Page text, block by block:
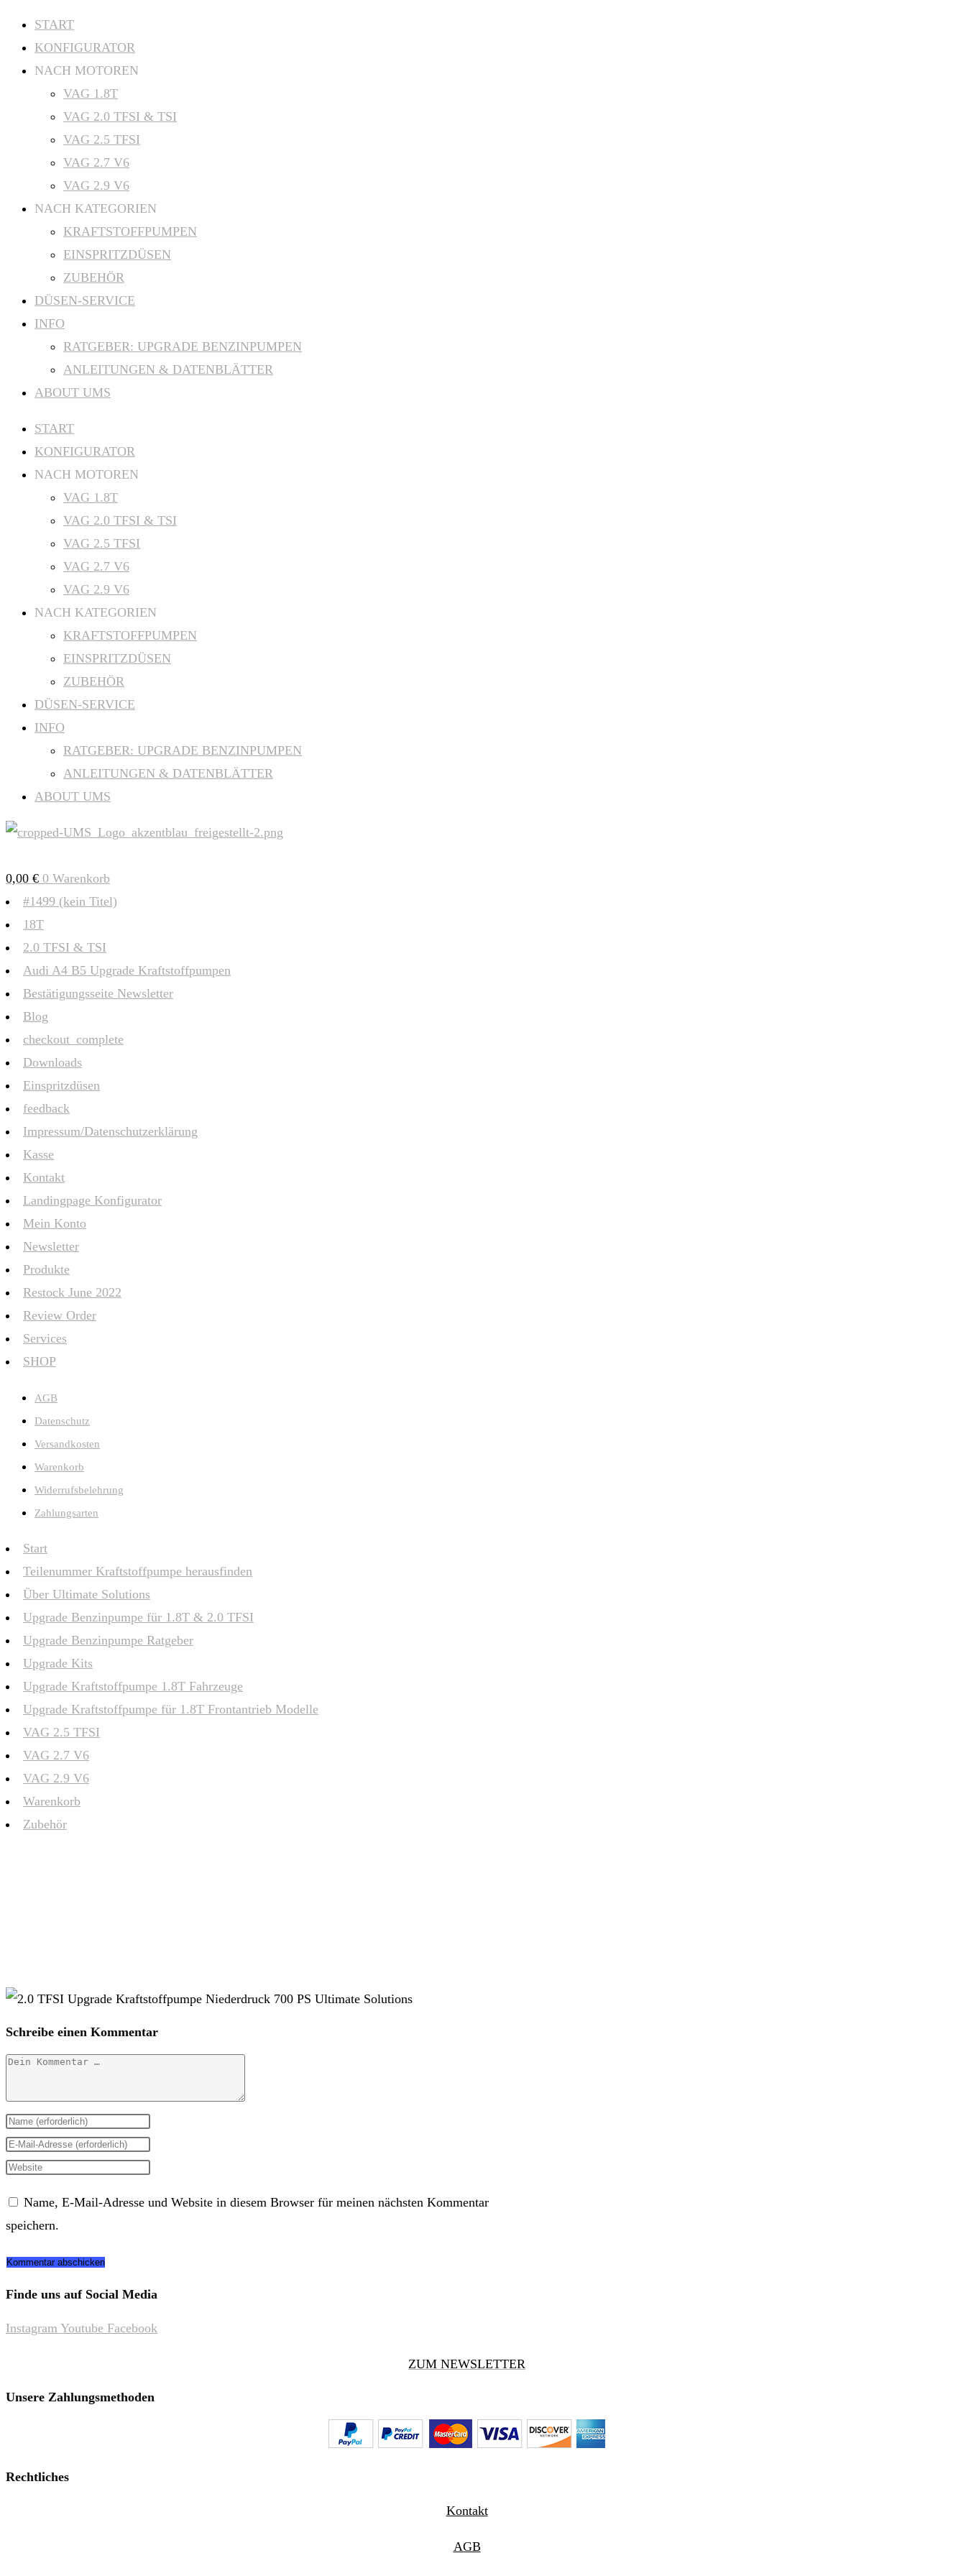
Zum
Inhalt
springen
START
KONFIGURATOR
NACH MOTOREN
VAG 1.8T
VAG 2.0 TFSI & TSI
VAG 2.5 TFSI
VAG 2.7 V6
VAG 2.9 V6
NACH KATEGORIEN
KRAFTSTOFFPUMPEN
EINSPRITZDÜSEN
ZUBEHÖR
DÜSEN-SERVICE
INFO
RATGEBER: UPGRADE BENZINPUMPEN
ANLEITUNGEN & DATENBLÄTTER
ABOUT UMS
START
KONFIGURATOR
NACH MOTOREN
VAG 1.8T
VAG 2.0 TFSI & TSI
VAG 2.5 TFSI
VAG 2.7 V6
VAG 2.9 V6
NACH KATEGORIEN
KRAFTSTOFFPUMPEN
EINSPRITZDÜSEN
ZUBEHÖR
DÜSEN-SERVICE
INFO
RATGEBER: UPGRADE BENZINPUMPEN
ANLEITUNGEN & DATENBLÄTTER
ABOUT UMS
0,00 € 0 Warenkorb
#1499 (kein Titel)
18T
2.0 TFSI & TSI
Audi A4 B5 Upgrade Kraftstoffpumpen
Bestätigungsseite Newsletter
Blog
checkout_complete
Downloads
Einspritzdüsen
feedback
Impressum/Datenschutzerklärung
Kasse
Kontakt
Landingpage Konfigurator
Mein Konto
Newsletter
Produkte
Restock June 2022
Review Order
Services
SHOP
AGB
Datenschutz
Versandkosten
Warenkorb
Widerrufsbelehrung
Zahlungsarten
Start
Teilenummer Kraftstoffpumpe herausfinden
Über Ultimate Solutions
Upgrade Benzinpumpe für 1.8T & 2.0 TFSI
Upgrade Benzinpumpe Ratgeber
Upgrade Kits
Upgrade Kraftstoffpumpe 1.8T Fahrzeuge
Upgrade Kraftstoffpumpe für 1.8T Frontantrieb Modelle
VAG 2.5 TFSI
VAG 2.7 V6
VAG 2.9 V6
Warenkorb
Zubehör
Schreibe einen Kommentar
Kommentar
Gib
deinen
Namen
Benutzernamen
zum
Kommentieren
Gib
deine
Adresse
zum
Gib
URL
ein
Name, E-Mail-Adresse und Website in diesem Browser für meinen nächsten Kommentar
speichern.
Finde uns auf Social Media
Instagram Youtube Facebook
ZUM NEWSLETTER
Unsere Zahlungsmethoden
Rechtliches
Kontakt
AGB